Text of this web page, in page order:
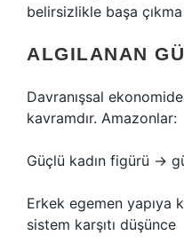
belirsizlikle başa
ALGILANAN
Davranışsal ekonomide
kavramdır. Amazonlar:
Güçlü kadın figürü →
Erkek egemen yapıya
sistem karşıtı düşünce